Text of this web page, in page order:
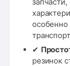
✔
резинок